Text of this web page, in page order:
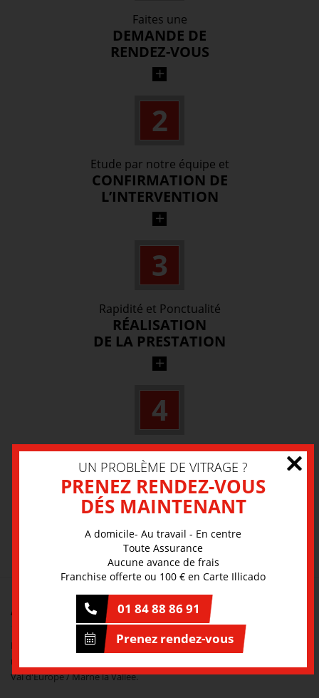
Faites une
DEMANDE DE
RENDEZ-VOUS
nous les éléments nécessaires à votre
prestation.
2
Etude par notre équipe et
CONFIRMATION DE
L’INTERVENTION
équipe s’occupe de vérifier vos éléments, le
stock et les disponibilités.
3
Rapidité et Ponctualité
RÉALISATION
DE LA PRESTATION
spécialisé, notre équipe de professionnels
intervient dans les meilleures conditions.
4
Nous nous chargeons des
DÉMARCHES ADMINISTRATIVES
Notre équipe s’occupe pour vous de gérer
le remboursement de la prestation auprès
de votre assurance.
PRENEZ RENDEZ-VOUS
A PROPOS
Pare-Brise Val d'Europe le spécialiste de la réparation et du
remplacement de tous types de vitrages automobiles sur le secteur de
Val d'Europe / Marne la Vallée.
UN PROBLÈME DE VITRAGE ?
PRENEZ RENDEZ-VOUS
DÉS MAINTENANT
A domicile- Au travail - En centre
Toute Assurance
Aucune avance de frais
Franchise offerte ou 100 € en Carte Illicado
01 84 88 86 91
Prenez rendez-vous